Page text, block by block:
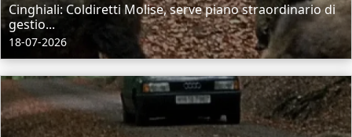
Cinghiali: Coldiretti Molise, serve piano straordinario di
gestio...
18-07-2026